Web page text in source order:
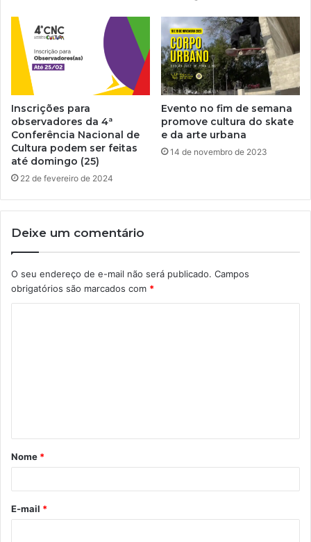
Inscrições para
observadores da 4ª
Conferência Nacional de
Cultura podem ser feitas
até domingo (25)
22 de fevereiro de 2024
Evento no fim de semana
promove cultura do skate
e da arte urbana
14 de novembro de 2023
Deixe um comentário
O seu endereço de e-mail não será publicado. Campos
obrigatórios são marcados com *
á
r
*
Nome *
E-mail *